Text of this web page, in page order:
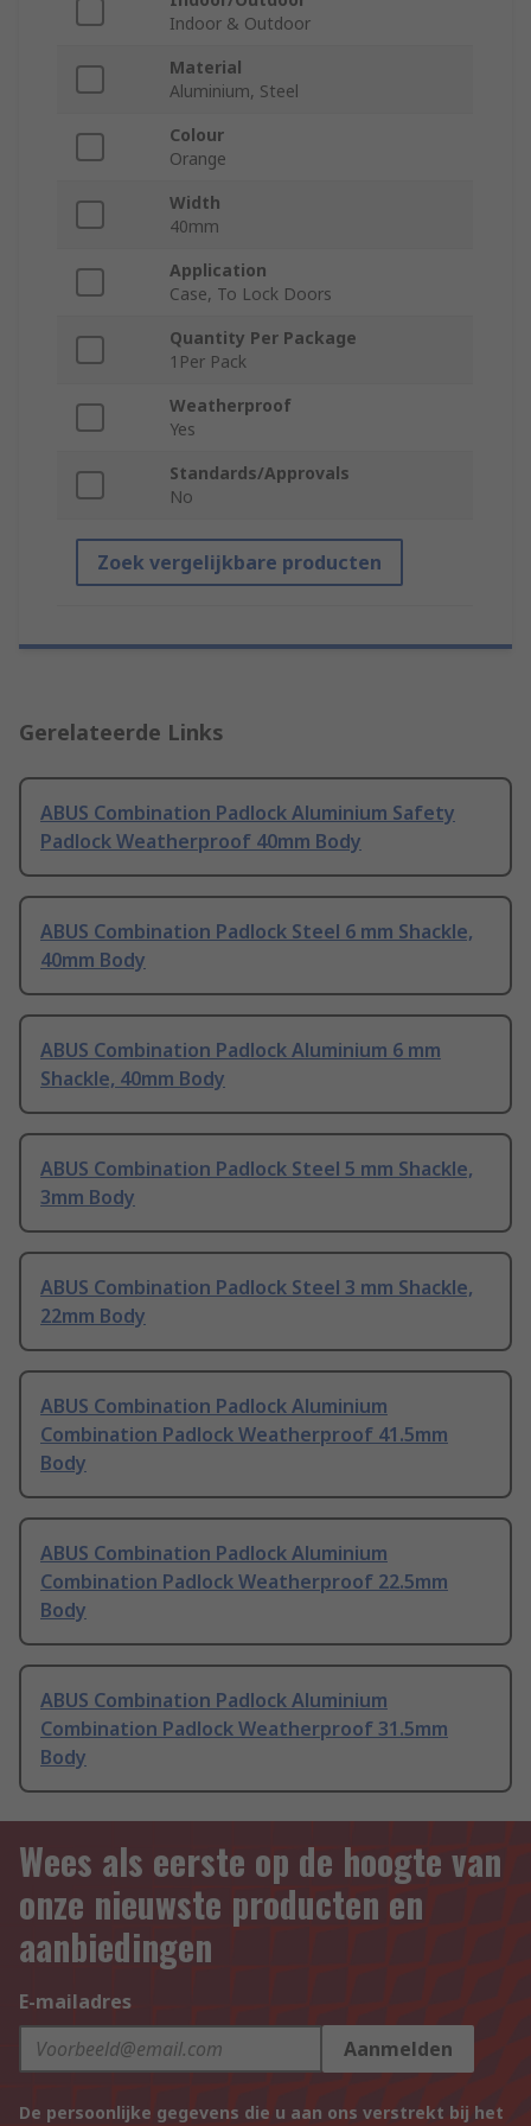
Indoor & Outdoor
Material
Aluminium, Steel
Colour
Orange
Width
40mm
Application
Case, To Lock Doors
Quantity Per Package
1Per Pack
Weatherproof
Yes
Standards/Approvals
No
Zoek vergelijkbare producten
Gerelateerde Links
ABUS Combination Padlock Aluminium Safety
Padlock Weatherproof 40mm Body
ABUS Combination Padlock Steel 6 mm Shackle,
40mm Body
ABUS Combination Padlock Aluminium 6 mm
Shackle, 40mm Body
ABUS Combination Padlock Steel 5 mm Shackle,
3mm Body
ABUS Combination Padlock Steel 3 mm Shackle,
22mm Body
ABUS Combination Padlock Aluminium
Combination Padlock Weatherproof 41.5mm
Body
ABUS Combination Padlock Aluminium
Combination Padlock Weatherproof 22.5mm
Body
ABUS Combination Padlock Aluminium
Combination Padlock Weatherproof 31.5mm
Body
Wees als eerste op de hoogte van
onze nieuwste producten en
aanbiedingen
E-mailadres
Aanmelden
De persoonlijke gegevens die u aan ons verstrekt bij het